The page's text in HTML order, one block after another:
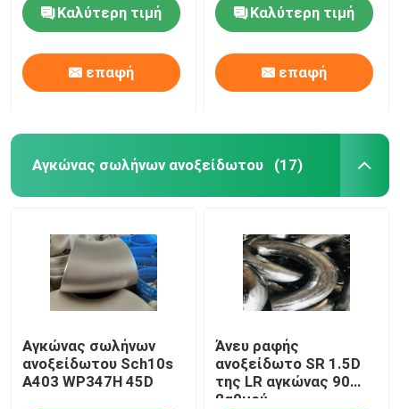
Καλύτερη τιμή
επαφή
Καλύτερη τιμή
επαφή
Αγκώνας σωλήνων ανοξείδωτου (17)
Αγκώνας σωλήνων
ανοξείδωτου Sch10s
A403 WP347H 45D
Άνευ ραφής
ανοξείδωτο SR 1.5D
της LR αγκώνας 90
βαθμού